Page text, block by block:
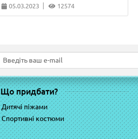
05.03.2023 12574
Що придбати?
Дитячі піжами
Спортивні костюми